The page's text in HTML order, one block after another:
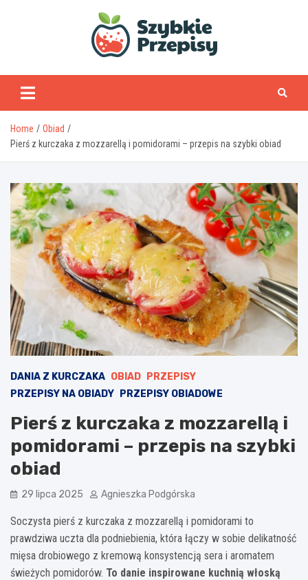
Home
Obiad
Pierś z kurczaka z mozzarellą i pomidorami – przepis na szybki obiad
DANIA Z KURCZAKA OBIAD
PRZEPISY
PRZEPISY NA OBIADY
PRZEPISY OBIADOWE
Pierś z kurczaka z mozzarellą i
pomidorami – przepis na szybki
obiad
29 lipca 2025 Agnieszka Podgórska
Soczysta pierś z kurczaka z mozzarellą i pomidorami to
prawdziwa uczta dla podniebienia, która łączy w sobie delikatność
mięsa drobiowego z kremową konsystencją sera i aromatem
świeżych pomidorów. To danie inspirowane kuchnią włoską